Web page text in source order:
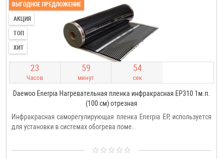
ВЫГОДНОЕ ПРЕДЛОЖЕНИЕ
АКЦИЯ
ТОП
ХИТ
23
Часов
59
минут
54
сек
Daewoo Enerpia Нагревательная пленка инфракрасная EP310 1м.п.
(100 см) отрезная
Инфракрасная саморегулирующая пленка Enerpia EP, используется
для установки в системах обогрева поме..